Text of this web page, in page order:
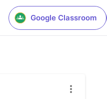
Google Classroom